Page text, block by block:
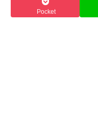
Pocket